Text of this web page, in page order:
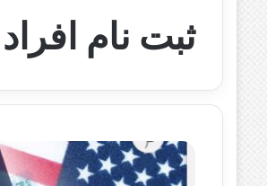
ثبت نام